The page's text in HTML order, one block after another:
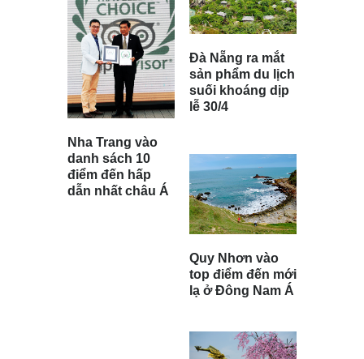
Nha Trang vào
danh sách 10
điểm đến hấp
dẫn nhất châu Á
Đà Nẵng ra mắt
sản phẩm du lịch
suối khoáng dịp
lễ 30/4
Quy Nhơn vào
top điểm đến mới
lạ ở Đông Nam Á